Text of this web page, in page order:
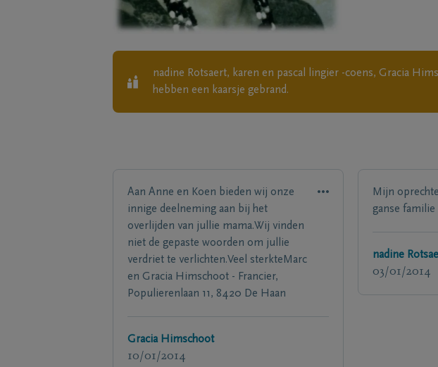
nadine Rotsaert, karen en pascal lingier -coens, Gracia
hebben een kaarsje gebrand.
Aan Anne en Koen bieden wij onze
innige deelneming aan bij het
overlijden van jullie mama.Wij vinden
niet de gepaste woorden om jullie
verdriet te verlichten.Veel sterkteMarc
en Gracia Himschoot - Francier,
Populierenlaan 11, 8420 De Haan
Gracia Himschoot
10/01/2014
Mijn
ganse familie
nadine
03/01/2014